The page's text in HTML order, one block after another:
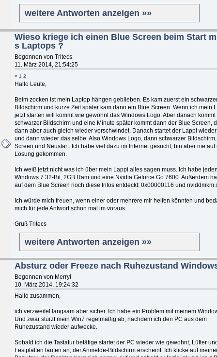
weitere Antworten anzeigen »»
Wieso kriege ich einen Blue Screen beim Start
s Laptops ?
Begonnen von Tritecs
11. März 2014, 21:54:25
« 1 2
Hallo Leute,
Beim zocken ist mein Laptop hängen geblieben. Es kam zuerst ein
Bildschirm und kurze Zeit später kam dann ein Blue Screen. Wenn ich mein
jetzt starten will kommt wie gewohnt das Windows Logo. Aber danach kommt
schwarzer Bildschirm und eine Minute später kommt dann der Blue Screen,
dann aber auch gleich wieder verschwindet. Danach startet der Lappi
und dann wieder das selbe. Also Windows Logo, dann schwarzer
Screen und Neustart. Ich habe viel dazu im Internet gesucht, bin aber nie auf
Lösung gekommen.
Ich weiß jetzt nicht was ich über mein Lappi alles sagen muss. Ich habe
Windows 7 32-Bit, 2GB Ram und eine Nvidia Geforce Go 7600. Außerdem
auf dem Blue Screen noch diese Infos entdeckt: 0x00000116 und
Ich würde mich freuen, wenn einer oder mehrere mir helfen könnten und
mich für jede Antwort schon mal im voraus.
Gruß Tritecs
weitere Antworten anzeigen »»
Absturz oder Freeze nach Ruhezustand
Begonnen von Merryl
10. März 2014, 19:24:32
Hallo zusammen,
ich verzweifel langsam aber sicher. Ich habe ein Problem mit meinem
Und zwar stürzt mein Win7 regelmäßig ab, nachdem ich den PC aus dem
Ruhezustand wieder aufwecke.
Sobald ich die Tastatur betätige startet der PC wieder wie gewohnt, Lüfter
Festplatten laufen an, der Anmelde-Bildschirm erscheint. Ich klicke auf